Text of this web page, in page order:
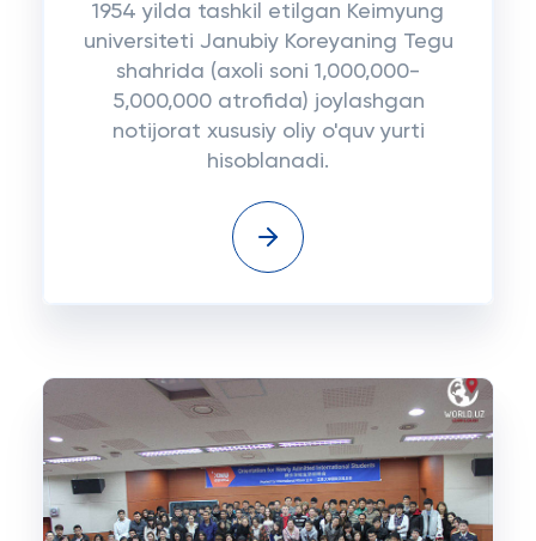
1954 yilda tashkil etilgan Keimyung
universiteti Janubiy Koreyaning Tegu
shahrida (axoli soni 1,000,000-
5,000,000 atrofida) joylashgan
notijorat xususiy oliy o'quv yurti
hisoblanadi.